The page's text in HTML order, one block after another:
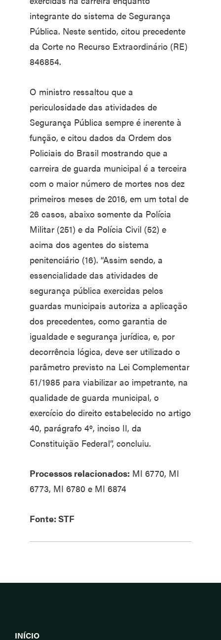
integrante do sistema de Segurança
Pública. Neste sentido, citou precedente
da Corte no Recurso Extraordinário (RE)
846854.
O ministro ressaltou que a
periculosidade das atividades de
Segurança Pública sempre é inerente à
função, e citou dados da Ordem dos
Policiais do Brasil mostrando que a
carreira de guarda municipal é a terceira
com o maior número de mortes nos dez
primeiros meses de 2016, em um total de
26 casos, abaixo somente da Polícia
Militar (251) e da Polícia Civil (52) e
acima dos agentes do sistema
penitenciário (16). “Assim sendo, a
essencialidade das atividades de
segurança pública exercidas pelos
guardas municipais autoriza a aplicação
dos precedentes, como garantia de
igualdade e segurança jurídica, e, por
decorrência lógica, deve ser utilizado o
parâmetro previsto na Lei Complementar
51/1985 para viabilizar ao impetrante, na
qualidade de guarda municipal, o
exercício do direito estabelecido no artigo
40, parágrafo 4º, inciso II, da
Constituição Federal”, concluiu.
Processos relacionados: MI 6770, MI
6773, MI 6780 e MI 6874
Fonte: STF
INÍCIO